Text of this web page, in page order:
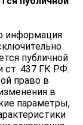
информация
публичной
ст. 437 ГК РФ.
право в
в
параметры,